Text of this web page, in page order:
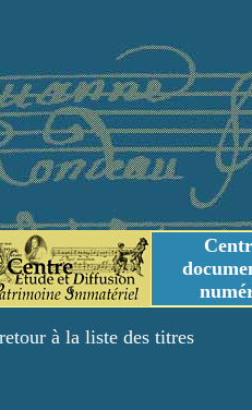
à la liste des titres